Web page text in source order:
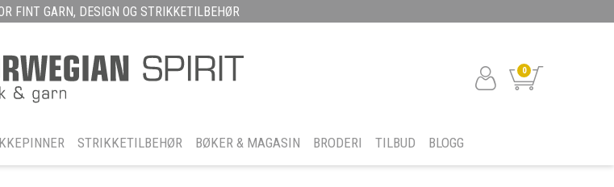
FINT GARN, DESIGN OG STRIKKETILBEHØR
0
STRIKKETILBEHØR BØKER & MAGASIN BRODERI TILBUD BLOGG